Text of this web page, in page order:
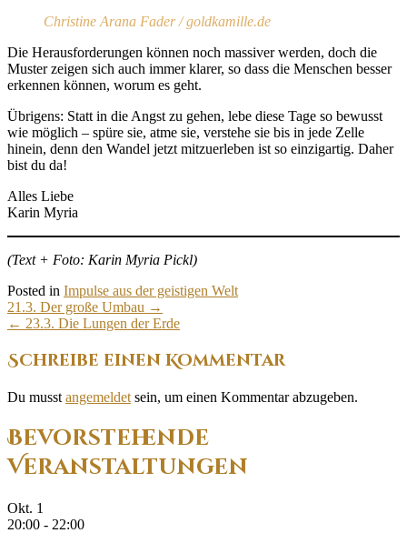
Christine Arana Fader / goldkamille.de
Die Herausforderungen können noch massiver werden, doch die
Muster zeigen sich auch immer klarer, so dass die Menschen besser
erkennen können, worum es geht.
Übrigens: Statt in die Angst zu gehen, lebe diese Tage so bewusst
wie möglich – spüre sie, atme sie, verstehe sie bis in jede Zelle
hinein, denn den Wandel jetzt mitzuerleben ist so einzigartig. Daher
bist du da!
Alles Liebe
Karin Myria
(Text + Foto: Karin Myria Pickl)
Posted in Impulse aus der geistigen Welt
Post
navigation
21.3. Der große Umbau →
← 23.3. Die Lungen der Erde
Schreibe einen Kommentar
Du musst angemeldet sein, um einen Kommentar abzugeben.
Bevorstehende
Veranstaltungen
Okt. 1
20:00 - 22:00